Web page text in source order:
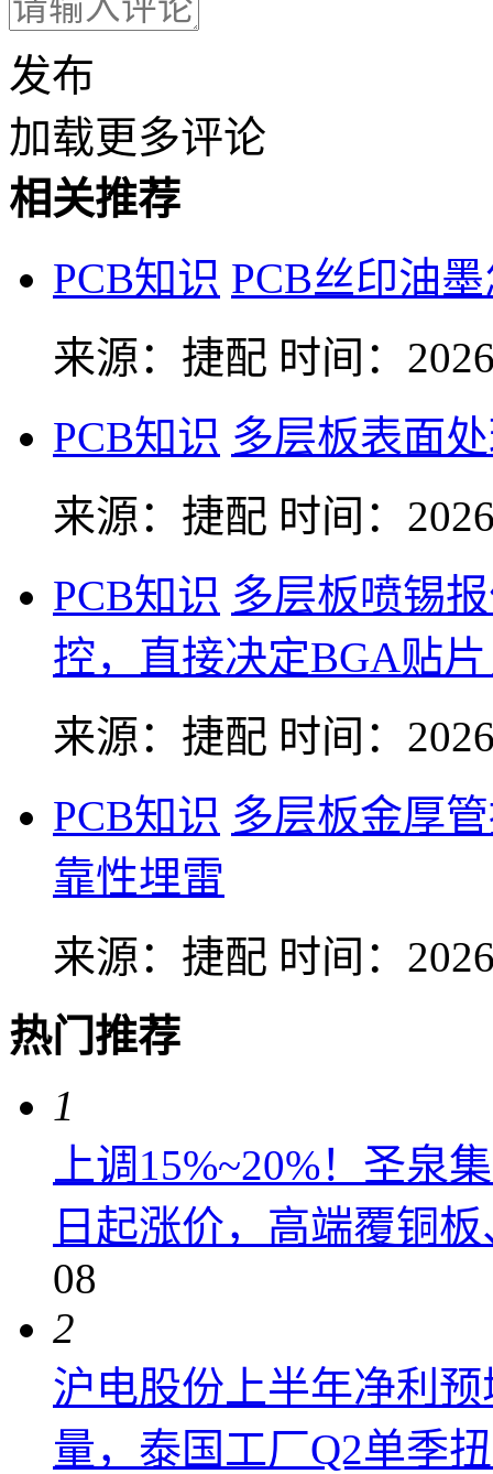
发布
加载更多评论
相关推荐
PCB知识 PCB丝印油
来源：捷配 时间：
PCB知识 多层板表面
来源：捷配 时间：
PCB知识 多层板喷锡
控，直接决定BGA贴
来源：捷配 时间：
PCB知识 多层板金厚
靠性埋雷
来源：捷配 时间：
热门推荐
1
上调15%~20%！圣泉
日起涨价，高端覆铜
08
2
沪电股份上半年净利
量，泰国工厂Q2单季